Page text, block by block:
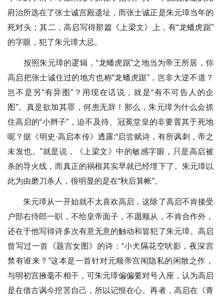
府治所选在了张士诚宫殿遗址，而张士诚正是朱元璋当年的
死对头；其二，高启写得那篇《上梁文》上，有“龙蟠虎踞”
的字眼，犯了朱元璋大忌。
按照朱元璋的逻辑，“龙蟠虎踞”之地当为帝王所居，你
高启把张士诚住过的地方也称“龙蟠虎踞”，岂非大逆不道？
岂不是另“有异图”？用现在话说，就是“有不可告人的企
图”。真是欲加其罪，何患无辞！那么，朱元璋为什么会抓
住高启的“小辫子”，迫不及待、冠冕堂皇的非要置其于死地
呢？据《明史·高启本传》透露:“启尝赋诗，有所讽刺，帝之
未发也。”就是说，《上梁文》中的敏感字眼，只是高启被
杀的导火线，而真正的祸根其实早就已经埋下了。朱元璋以
此为由磨刀杀人，很明显的是在“秋后算帐”。
朱元璋从一开始就不太喜欢高启，这除了高启不肯接受
户部右侍郎一职，不给皇帝面子，不愿顺从，不肯合作外，
还在于他写得诗多次有意无意的触动和冒犯了朱元璋。高启
曾写过一首《题宫女图》的诗：“小犬隔花空吠影，夜深宫
禁有谁来？”这本是一首针对元顺帝宫闱隐私的闲散之作，
与明初宫掖毫不相干，可朱元璋偏偏要对号入座，认为高启
是在借古讽今挖苦自己，所以记恨在心。再者，高启在《青